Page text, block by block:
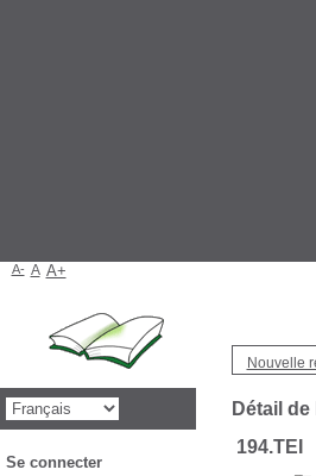
Nouvelle
Détail
194.TEI
A- A A+
Se connecter